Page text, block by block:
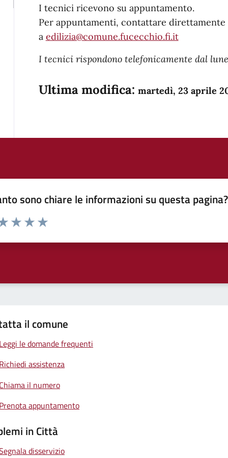
I tecnici ricevono su appuntamento.
Per appuntamenti, contattare
a edilizia@comune.fucecchio.fi.it
I tecnici rispondono telefonicamente dal
Ultima modifica: martedì, 23 aprile
sono chiare le informazioni su questa pagina?
1 a 5 stelle la pagina
il comune
Leggi le domande frequenti
Richiedi assistenza
Chiama il numero
Prenota appuntamento
in Città
disservizio